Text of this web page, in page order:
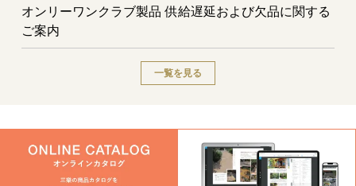
オンリーワンクラブ製品 供給遅延および欠品に関する
ご案内
一覧を見る